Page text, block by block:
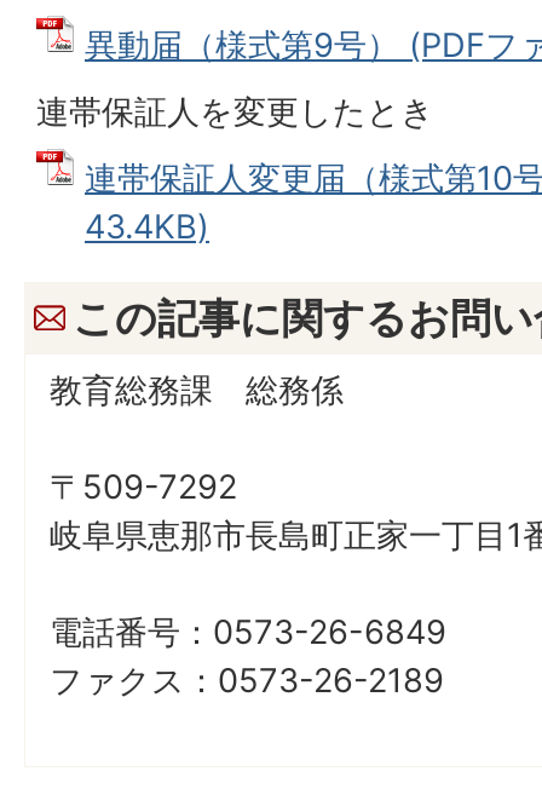
異動届（様式第9号） (PDFフ
連帯保証人を変更したとき
連帯保証人変更届（様式第10
43.4KB)
この記事に関するお問
教育総務課 総務係
〒509-7292
岐阜県恵那市長島町正家一丁目
電話番号：0573-26-6849
ファクス：0573-26-2189